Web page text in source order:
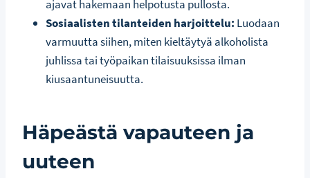
ajavat hakemaan helpotusta pullosta.
Sosiaalisten tilanteiden harjoittelu: Luodaan
varmuutta siihen, miten kieltäytyä alkoholista
juhlissa tai työpaikan tilaisuuksissa ilman
kiusaantuneisuutta.
Häpeästä vapauteen ja
uuteen